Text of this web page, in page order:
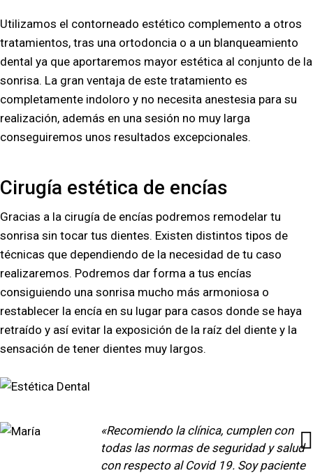
Utilizamos el contorneado estético complemento a otros
tratamientos, tras una ortodoncia o a un blanqueamiento
dental ya que aportaremos mayor estética al conjunto de la
sonrisa. La gran ventaja de este tratamiento es
completamente indoloro y no necesita anestesia para su
realización, además en una sesión no muy larga
conseguiremos unos resultados excepcionales.
Cirugía estética de encías
Gracias a la cirugía de encías podremos remodelar tu
sonrisa sin tocar tus dientes. Existen distintos tipos de
técnicas que dependiendo de la necesidad de tu caso
realizaremos. Podremos dar forma a tus encías
consiguiendo una sonrisa mucho más armoniosa o
restablecer la encía en su lugar para casos donde se haya
retraído y así evitar la exposición de la raíz del diente y la
sensación de tener dientes muy largos.
«Recomiendo la clínica, cumplen con
todas las normas de seguridad y salud
con respecto al Covid 19. Soy paciente